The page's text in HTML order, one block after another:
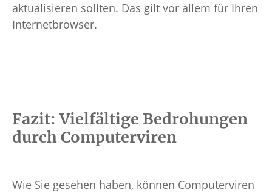
aktualisieren sollten. Das gilt vor allem für Ihren
Internetbrowser.
Fazit: Vielfältige Bedrohungen
durch Computerviren
Wie Sie gesehen haben, können Computerviren